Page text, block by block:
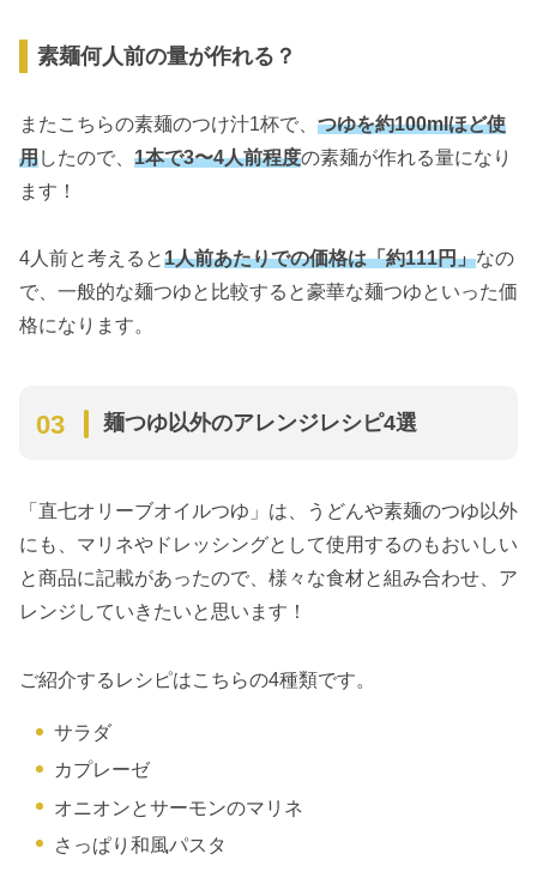
素麺何人前の量が作れる？
またこちらの素麺のつけ汁1杯で、 つゆを約100mlほど使
用したので、 1本で3〜4人前程度の素麺が作れる量になり
ます！
4人前と考えると1人前あたりでの価格は「約111円」なの
で、一般的な麺つゆと比較すると豪華な麺つゆといった価
格になります。
麺つゆ以外のアレンジレシピ4選
「直七オリーブオイルつゆ」は、うどんや素麺のつゆ以外
にも、マリネやドレッシングとして使用するのもおいしい
と商品に記載があったので、様々な食材と組み合わせ、ア
レンジしていきたいと思います！
ご紹介するレシピはこちらの4種類です。
サラダ
カプレーゼ
オニオンとサーモンのマリネ
さっぱり和風パスタ